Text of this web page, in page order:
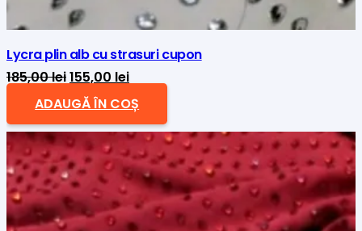
Lycra plin alb cu strasuri cupon
185,00leiPrețul
inițial
a
fost:
185,00 lei.
155,00 leiPrețul
curent
este:
155,00 lei.
ADAUGĂ ÎN COȘ